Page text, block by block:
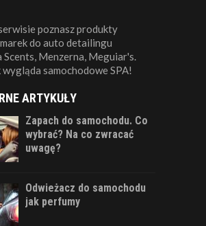
poznasz produkty
do auto detailingu
Menzerna, Meguiar's.
wygląda samochodowe SPA!
ARTYKUŁY
Zapach do samochodu. Co
wybrać? Na co zwracać
uwagę?
Odwieżacz do samochodu
jak perfumy